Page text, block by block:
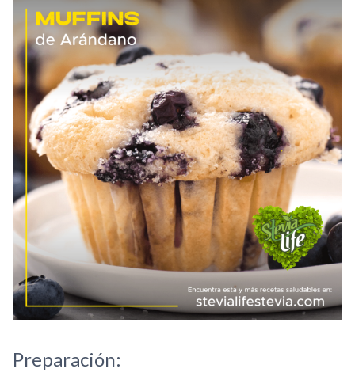
Preparación: